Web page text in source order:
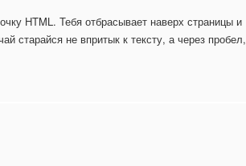
HTML. Тебя отбрасывает наверх страницы и
старайся не впритык к тексту, а через пробел,